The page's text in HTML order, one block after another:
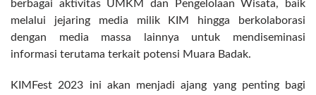
berbagai aktivitas UMKM dan Pengelolaan Wisata, baik
melalui jejaring media milik KIM hingga berkolaborasi
dengan media massa lainnya untuk mendiseminasi
informasi terutama terkait potensi Muara Badak.
KIMFest 2023 ini akan menjadi ajang yang penting bagi